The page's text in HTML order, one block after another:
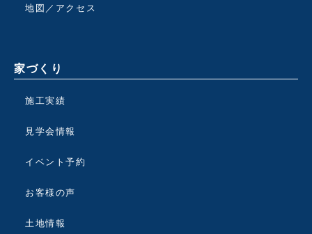
地図／アクセス
家づくり
施工実績
見学会情報
イベント予約
お客様の声
土地情報